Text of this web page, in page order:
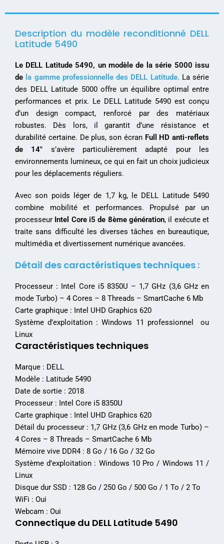
Description du modèle reconditionné DELL
Latitude 5490
Le DELL Latitude 5490, un modèle de la série 5000 issu
de la gamme professionnelle des DELL Latitude. La série
des DELL Latitude 5000 offre un équilibre optimal entre
performances et prix. Le DELL Latitude 5490 est conçu
d’un design compact, renforcé par des matériaux
robustes. Dès lors, il garantit d’une résistance et
durabilité certaine. De plus, son écran Full HD anti-reflets
de 14″ s’avère particulièrement adapté pour les
environnements lumineux, ce qui en fait un choix judicieux
pour les déplacements réguliers.
Avec son poids léger de 1,7 kg, le DELL Latitude 5490
combine mobilité et performances. Propulsé par un
processeur Intel Core i5 de 8ème génération, il exécute et
traite sans difficulté les diverses tâches en bureautique,
multimédia et divertissement numérique avancées.
Détail des caractéristiques techniques :
Processeur : Intel Core i5 8350U – 1,7 GHz (3,6 GHz en
mode Turbo) – 4 Cores – 8 Threads – SmartCache 6 Mb
Carte graphique : Intel UHD Graphics 620
Système d’exploitation : Windows 11 professionnel ou
Linux
Caractéristiques techniques
Marque : DELL
Modèle : Latitude 5490
Date de sortie : 2018
Processeur : Intel Core i5 8350U
Carte graphique : Intel UHD Graphics 620
Détail du processeur : 1,7 GHz (3,6 GHz en mode Turbo) –
4 Cores – 8 Threads – SmartCache 6 Mb
Mémoire vive DDR4 : 8 Go / 16 Go / 32 Go
Système d’exploitation : Windows 10 Pro / Windows 11 /
Linux
Disque dur SSD : 128 Go / 250 Go / 500 Go / 1 To / 2 To
WiFi : Oui
Webcam : Oui
Connectique du DELL Latitude 5490